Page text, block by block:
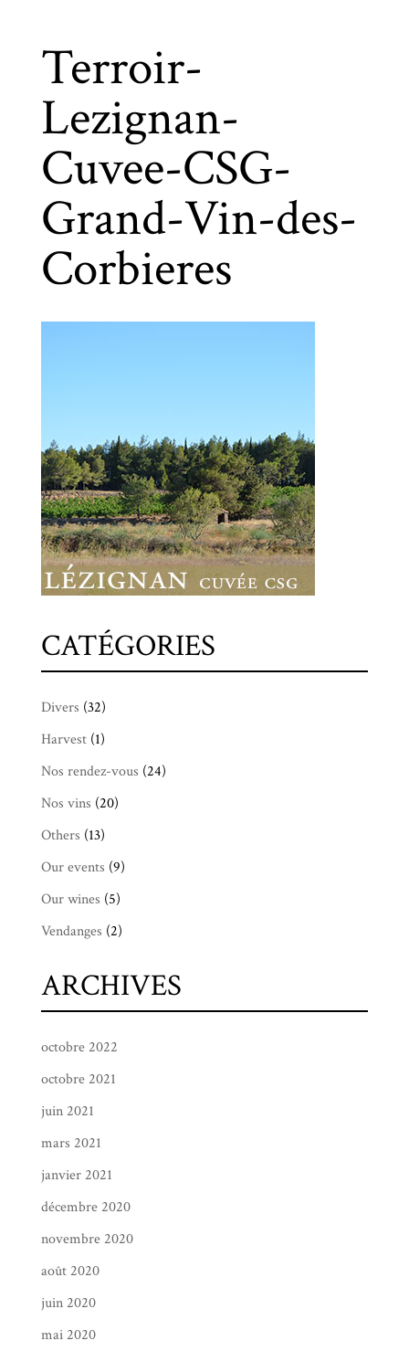
Terroir-
Lezignan-
Cuvee-CSG-
Grand-Vin-des-
Corbieres
CATÉGORIES
Divers (32)
Harvest(1)
Nos rendez-vous (24)
Nos vins (20)
Others (13)
Our events (9)
Our wines (5)
Vendanges (2)
ARCHIVES
octobre 2022
octobre 2021
juin 2021
mars 2021
janvier 2021
décembre 2020
novembre 2020
août 2020
juin 2020
mai 2020